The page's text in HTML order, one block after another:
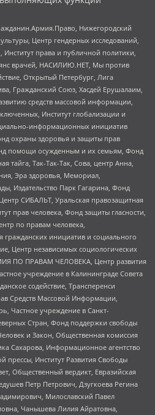
Нижегородский
Центр гендерных исследований,
права и публичной политики,
врачей, НАСИЛИЮ.НЕТ, Мы против
Открытый Петербург, Лига
Гражданский Союз, Хасдей Ерушалаим,
средств массовой информации,
Институт глобализации и
информационных инициатив
охраны здоровья и защиты прав
помощи осужденным и их семьям, Фонд
тайга, Так-Так-Так, Сова, центр Анна,
Эра здоровья, Мемориал,
Издательство Парк Гагарина, Фонд
СИБАЛЬТ, Уральская правозащитная
прав человека, Фонд защиты гласности,
по правам человека,
гражданских инициатив и социального
Центр независимых социологических
ПО ПРАВАМ ЧЕЛОВЕКА, Центр развития
учреждение в Калининграде Совета
содействие, Трансперенси
Средств Массовой Информации,
Частное учреждение в Санкт-
Стран, Фонд поддержки свободы
и Закон, Общественная комиссия
Сахарова, Информационное агентство
прессы, Институт Развития Свободы
Общественный вердикт, Евразийская
Петр Петрович, Дзугкоева Регина
Милославский Павел
Чанышева Лилия Айратовна,